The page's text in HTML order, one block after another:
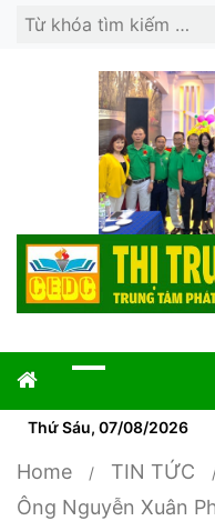
Search
Thứ Sáu, 07/08/2026
Home
TIN TỨC
Ông Nguyễn Xuân